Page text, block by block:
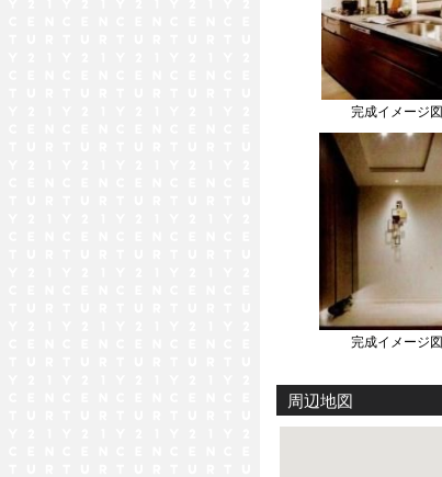
完成イメージ図
完成イメージ図
周辺地図